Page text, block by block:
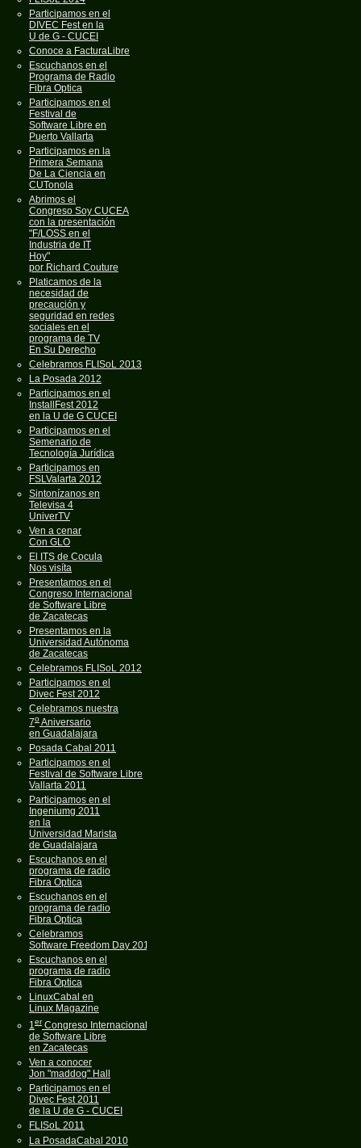
Participamos en el
DIVEC Fest en la
U de G - CUCEI
Conoce a FacturaLibre
Escuchanos en el
Programa de Radio
Fibra Optica
Participamos en el
Festival de
Software Libre en
Puerto Vallarta
Participamos en la
Primera Semana
De La Ciencia en
CUTonola
Abrimos el
Congreso Soy CUCEA
con la presentación
"F/LOSS en el
Industria de IT
Hoy"
por Richard Couture
Platicamos de la
necesidad de
precaución y
seguridad en redes
sociales en el
programa de TV
En Su Derecho
Celebramos FLISoL 2013
La Posada 2012
Participamos en el
InstallFest 2012
en la U de G CUCEI
Participamos en el
Semenario de
Tecnología Jurídica
Participamos en
FSLValarta 2012
Sintonízanos en
Televisa 4
UniverTV
Ven a cenar
Con GLO
El ITS de Cocula
Nos visíta
Presentamos en el
Congreso Internacional
de Software Libre
de Zacatecas
Presentamos en la
Universidad Autónoma
de Zacatecas
Celebramos FLISoL 2012
Participamos en el
Divec Fest 2012
Celebramos nuestra
7oAniversario
en Guadalajara
Posada Cabal 2011
Participamos en el
Festival de Software Libre
Vallarta 2011
Participamos en el
Ingeniumg 2011
en la
Universidad Marista
de Guadalajara
Escuchanos en el
programa de radio
Fibra Optica
Escuchanos en el
programa de radio
Fibra Optica
Celebramos
Software Freedom Day 2011
Escuchanos en el
programa de radio
Fibra Optica
LinuxCabal en
Linux Magazine
1er Congreso Internacional
de Software Libre
en Zacatecas
Ven a conocer
Jon "maddog" Hall
Participamos en el
Divec Fest 2011
de la U de G - CUCEI
FLISoL 2011
La PosadaCabal 2010